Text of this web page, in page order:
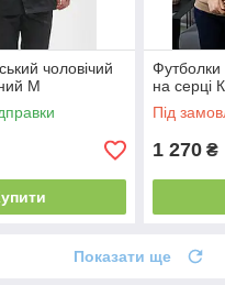
чоловічий
M
Футболки
на серці
Під
1 270 ₴
Показати ще